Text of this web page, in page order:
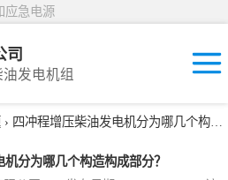
应急电源
司
发电机组
› 四冲程增压柴油发电机分为哪几个构造构成部分？
机分为哪几个构造构成部分？